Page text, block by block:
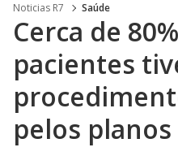
Noticias R7 Saúde
Cerca de
pacientes
pelos